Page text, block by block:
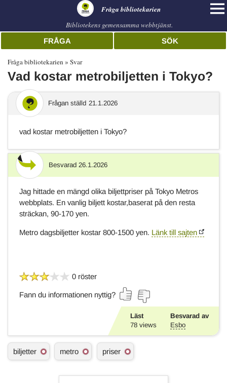
Fråga bibliotekarien
Bibliotekens gemensamma webbtjänst.
FRÅGA SÖK
Fråga bibliotekarien Svar
Vad kostar metrobiljetten i Tokyo?
Frågan ställd 21.1.2026
vad kostar metrobiljetten i Tokyo?
Svar Besvarad 26.1.2026
Jag hittade en mängd olika biljettpriser på Tokyo Metros
webbplats. En vanlig biljett kostar,baserat på den resta
sträckan, 90-170 yen.
Metro dagsbiljetter kostar 800-1500 yen. Länk till sajten
0 röster
Fann du informationen nyttig?
Läst
78 views
Besvarad av
Esbo
Ä
m
biljetter metro priser